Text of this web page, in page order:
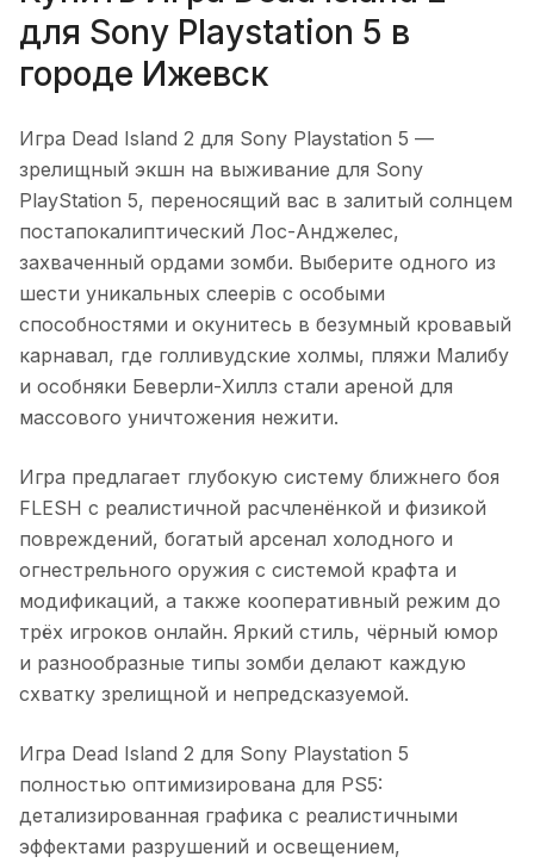
для Sony Playstation 5 в
городе Ижевск
Игра Dead Island 2 для Sony Playstation 5 —
зрелищный экшн на выживание для Sony
PlayStation 5, переносящий вас в залитый солнцем
постапокалиптический Лос-Анджелес,
захваченный ордами зомби. Выберите одного из
шести уникальных слеерів с особыми
способностями и окунитесь в безумный кровавый
карнавал, где голливудские холмы, пляжи Малибу
и особняки Беверли-Хиллз стали ареной для
массового уничтожения нежити.
Игра предлагает глубокую систему ближнего боя
FLESH с реалистичной расчленёнкой и физикой
повреждений, богатый арсенал холодного и
огнестрельного оружия с системой крафта и
модификаций, а также кооперативный режим до
трёх игроков онлайн. Яркий стиль, чёрный юмор
и разнообразные типы зомби делают каждую
схватку зрелищной и непредсказуемой.
Игра Dead Island 2 для Sony Playstation 5
полностью оптимизирована для PS5:
детализированная графика с реалистичными
эффектами разрушений и освещением,